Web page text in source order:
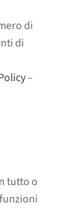
di
di
–
tutto o